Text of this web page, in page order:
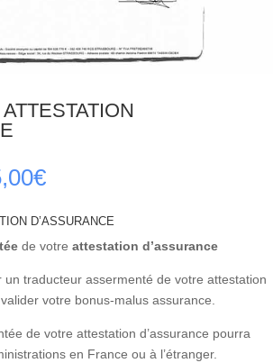
€Plage
prix :
45,00€
à
65,00€
D’ASSURANCE
de votre attestation d’assurance
un traducteur assermenté de votre attestation
votre bonus-malus assurance.
de votre attestation d’assurance pourra
en France ou à l’étranger.